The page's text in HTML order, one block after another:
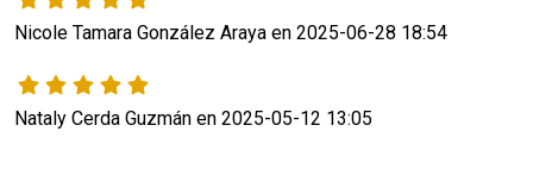
Nicole Tamara González Araya en 2025-06-28 18:54
Nataly Cerda Guzmán en 2025-05-12 13:05